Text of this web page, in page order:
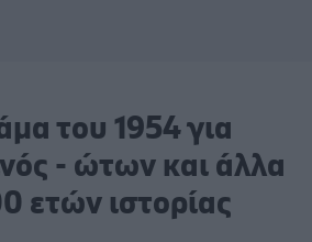
του 1954 για
- ώτων και άλλα
ετών ιστορίας